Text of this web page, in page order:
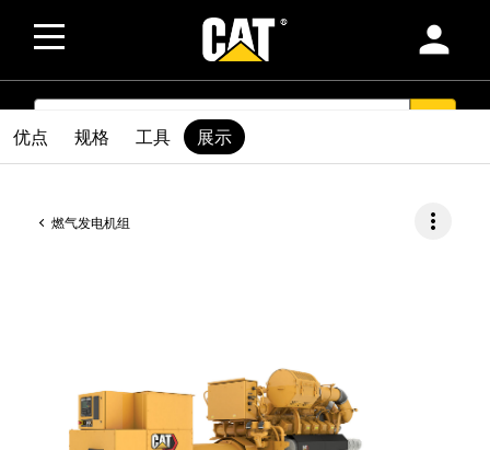
person
SEARCH
燃气发电机组 more_vert
优点 规格 工具 展示